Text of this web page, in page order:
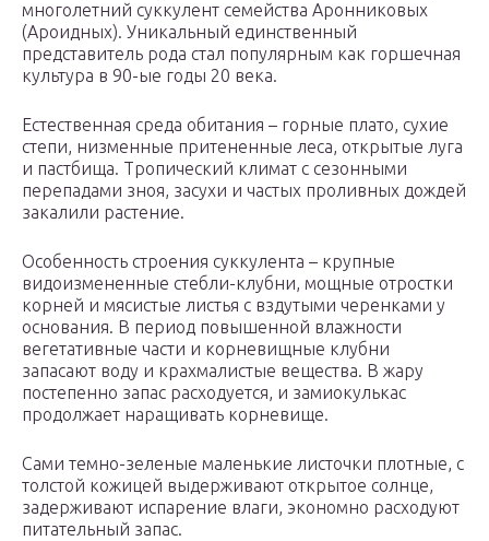
многолетний суккулент семейства Аронниковых
(Ароидных). Уникальный единственный
представитель рода стал популярным как горшечная
культура в 90-ые годы 20 века.
Естественная среда обитания – горные плато, сухие
степи, низменные притененные леса, открытые луга
и пастбища. Тропический климат с сезонными
перепадами зноя, засухи и частых проливных дождей
закалили растение.
Особенность строения суккулента – крупные
видоизмененные стебли-клубни, мощные отростки
корней и мясистые листья с вздутыми черенками у
основания. В период повышенной влажности
вегетативные части и корневищные клубни
запасают воду и крахмалистые вещества. В жару
постепенно запас расходуется, и замиокулькас
продолжает наращивать корневище.
Сами темно-зеленые маленькие листочки плотные, с
толстой кожицей выдерживают открытое солнце,
задерживают испарение влаги, экономно расходуют
питательный запас.